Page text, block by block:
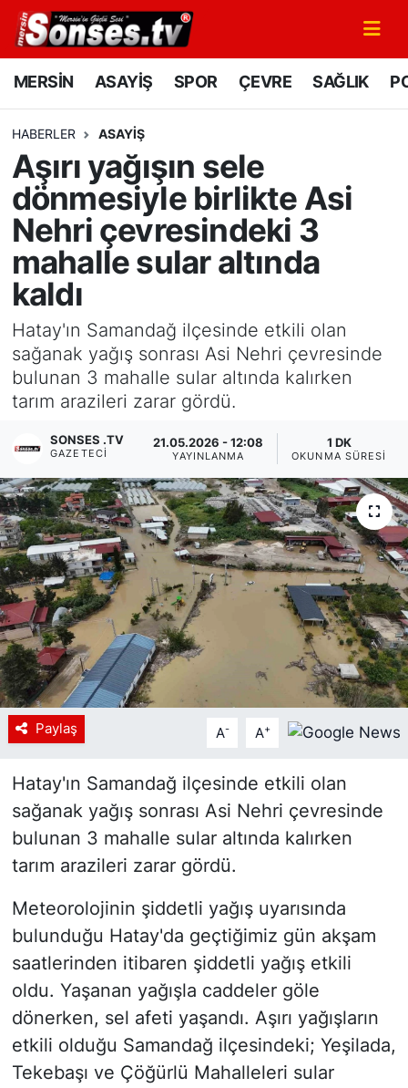
MERSİN ASAYİŞ SPOR ÇEVRE SAĞLIK
HABERLER ASAYİŞ
Aşırı yağışın sele
dönmesiyle birlikte Asi
Nehri çevresindeki 3
mahalle sular altında
kaldı
Hatay'ın Samandağ ilçesinde etkili olan
sağanak yağış sonrası Asi Nehri çevresinde
bulunan 3 mahalle sular altında kalırken
tarım arazileri zarar gördü.
SONSES .TV
GAZETECI
21.05.2026 - 12:08
YAYINLANMA
1 DK
OKUNMA SÜRESI
Paylaş A- A+
Hatay'ın Samandağ ilçesinde etkili olan
sağanak yağış sonrası Asi Nehri çevresinde
bulunan 3 mahalle sular altında kalırken
tarım arazileri zarar gördü.
Meteorolojinin şiddetli yağış uyarısında
bulunduğu Hatay'da geçtiğimiz gün akşam
saatlerinden itibaren şiddetli yağış etkili
oldu. Yaşanan yağışla caddeler göle
dönerken, sel afeti yaşandı. Aşırı yağışların
etkili olduğu Samandağ ilçesindeki; Yeşilada,
Tekebaşı ve Çöğürlü Mahalleleri sular
MERSİN
SPOR
GÜNÜN MANŞETİ
DÜNYA
KÜLTÜR - SANAT
MAGAZİN
SAĞLIK
Siyaset
YEREL HABER
Haberde insan
Tanıtım
Mersin Nöbetçi Eczaneler
Mersin Namaz Vakitleri
Mersin Trafik Yoğunluk Haritası
Süper Lig Puan Durumu ve Fikstür
Tüm Manşetler
Son Dakika Haberleri
Haber Arşivi